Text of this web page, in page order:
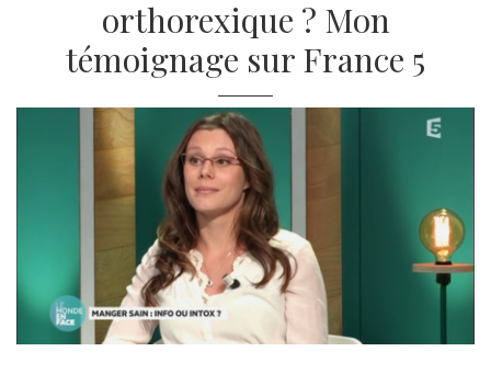
orthorexique ? Mon
témoignage sur France 5